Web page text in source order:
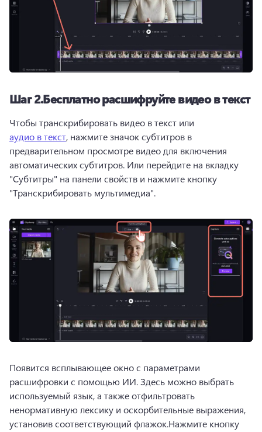
Шаг 2.Бесплатно расшифруйте видео в текст
Чтобы транскрибировать видео в текст или
аудио в текст, нажмите значок субтитров в
предварительном просмотре видео для включения
автоматических субтитров. Или перейдите на вкладку
"Субтитры" на панели свойств и нажмите кнопку
"Транскрибировать мультимедиа".
Появится всплывающее окно с параметрами
расшифровки с помощью ИИ. Здесь можно выбрать
используемый язык, а также отфильтровать
ненормативную лексику и оскорбительные выражения,
установив соответствующий флажок.Нажмите кнопку